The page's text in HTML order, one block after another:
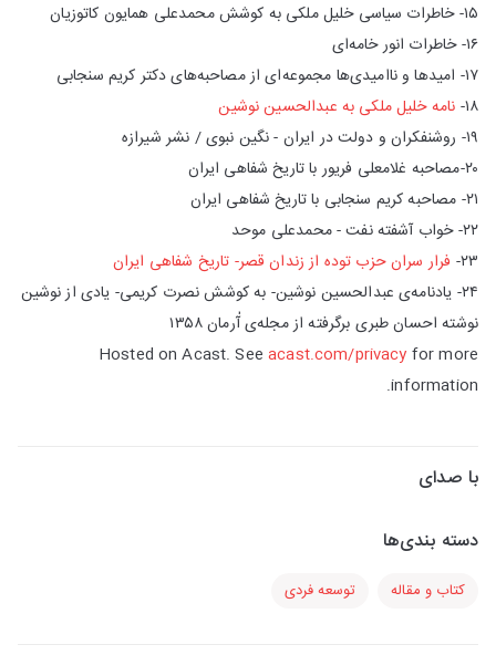
۱۵- خاطرات سیاسی خلیل ملکی به کوشش محمدعلی همایون کاتوزیان
۱۶- خاطرات انور خامه‌ای
۱۷- امیدها و ناامیدی‌ها مجموعه‌ای از مصاحبه‌های دکتر کریم سنجابی
۱۸- نامه خلیل ملکی به عبدالحسین نوشین
۱۹- روشنفکران و دولت در ایران - نگین نبوی / نشر شیرازه
۲۰-مصاحبه غلامعلی فریور با تاریخ شفاهی ایران
۲۱- مصاحبه کریم سنجابی با تاریخ شفاهی ایران
۲۲- خواب آشفته نفت - محمدعلی موحد
۲۳- فرار سران حزب توده از زندان قصر- تاریخ شفاهی ایران
۲۴- یادنامه‌ی عبدالحسین نوشین- به کوشش نصرت کریمی- یادی از نوشین
نوشته احسان طبری برگرفته از مجله‌ی آٰرمان ۱۳۵۸
Hosted on Acast. Seeacast.com/privacy for more
information.
با صدای
دسته بندی‌ها
کتاب و مقاله توسعه فردی